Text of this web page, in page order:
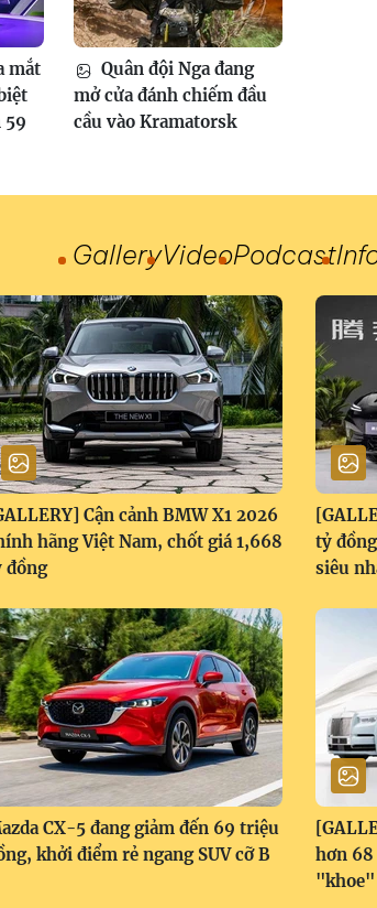
mắt
59
Quân đội Nga đang
mở cửa đánh chiếm đầu
cầu vào Kramatorsk
GalleryVideoPodcast
Cận cảnh BMW X1 2026
hãng Việt Nam, chốt giá 1,668
đồng
tỷ
siêu
CX-5 đang giảm đến 69 triệu
khởi điểm rẻ ngang SUV cỡ B
hơn
"khoe"